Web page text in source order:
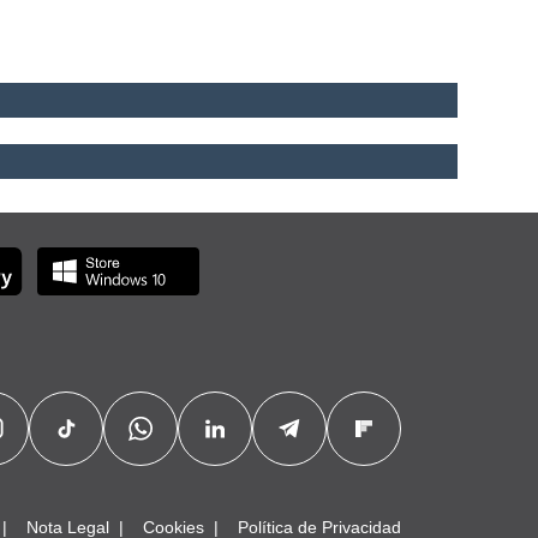
Nota Legal Cookies Política de Privacidad